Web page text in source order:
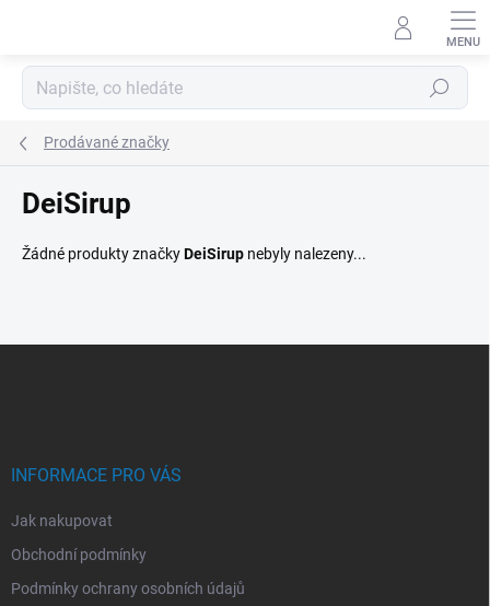
Hledat
Prodávané značky
DeiSirup
Žádné produkty značkyDeiSirup nebyly nalezeny...
INFORMACE PRO VÁS
Jak nakupovat
Obchodní podmínky
Podmínky ochrany osobních údajů